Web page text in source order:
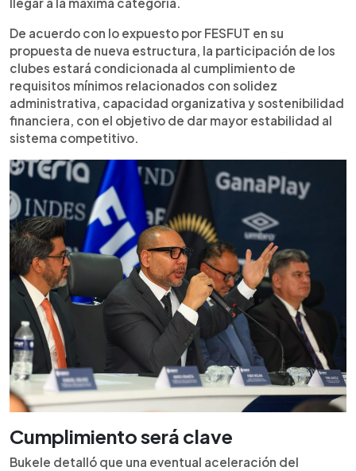
De acuerdo con lo expuesto por FESFUT en su
propuesta de nueva estructura, la participación de los
clubes estará condicionada al cumplimiento de
requisitos mínimos relacionados con solidez
administrativa, capacidad organizativa y sostenibilidad
financiera, con el objetivo de dar mayor estabilidad al
sistema competitivo.
Cumplimiento será clave
Bukele detalló que una eventual aceleración del